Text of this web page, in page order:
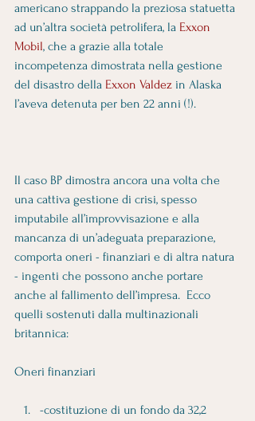
americano strappando la preziosa statuetta
ad un’altra società petrolifera, la Exxon
Mobil, che a grazie alla totale
incompetenza dimostrata nella gestione
del disastro della Exxon Valdez in Alaska
l’aveva detenuta per ben 22 anni (!).
Il caso BP dimostra ancora una volta che
una cattiva gestione di crisi, spesso
imputabile all’improvvisazione e alla
mancanza di un’adeguata preparazione,
comporta oneri - finanziari e di altra natura
- ingenti che possono anche portare
anche al fallimento dell’impresa.  Ecco
quelli sostenuti dalla multinazionali
britannica:
Oneri finanziari
-costituzione di un fondo da 32,2